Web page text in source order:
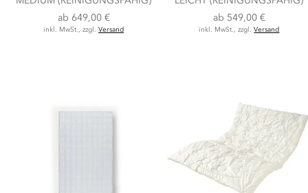
ab 649,00 €
inkl. MwSt., zzgl. Versand
ab 549,00 €
inkl. MwSt., zzgl.Versand